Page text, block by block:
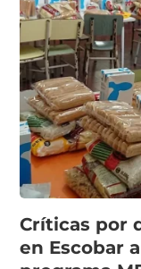
Críticas por
en Escobar